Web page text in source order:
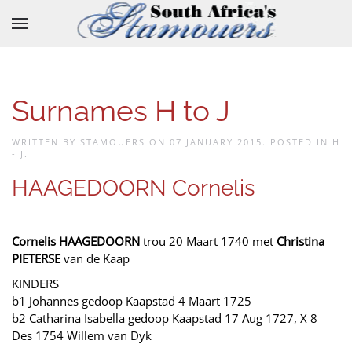
Skip to main content
Surnames H to J
WRITTEN BY STAMOUERS ON 07 JANUARY 2015 . POSTED IN H
- J .
HAAGEDOORN Cornelis
Cornelis HAAGEDOORN trou 20 Maart 1740 met Christina
PIETERSE van de Kaap
KINDERS
b1 Johannes gedoop Kaapstad 4 Maart 1725
b2 Catharina Isabella gedoop Kaapstad 17 Aug 1727, X 8
Des 1754 Willem van Dyk